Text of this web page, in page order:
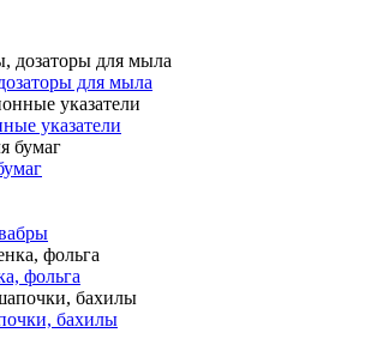
для мыла
указатели
фольга
бахилы